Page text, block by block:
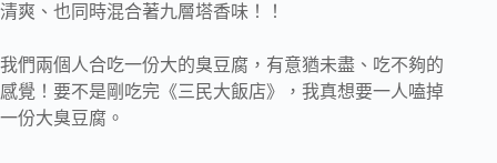
清爽、也同時混合著九層塔香味！！
我們兩個人合吃一份大的臭豆腐，有意猶未盡、吃不夠的
感覺！要不是剛吃完《三民大飯店》，我真想要一人嗑掉
一份大臭豆腐。